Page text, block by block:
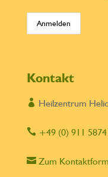
Kontakt
 Heilzentrum
+49 (0) 911
Zum